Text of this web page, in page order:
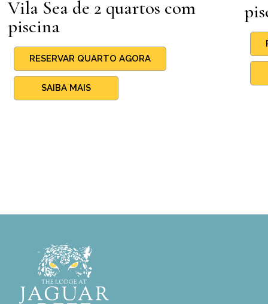
Vila Sea de 2 quartos com
piscina
RESERVAR QUARTO AGORA
SAIBA MAIS